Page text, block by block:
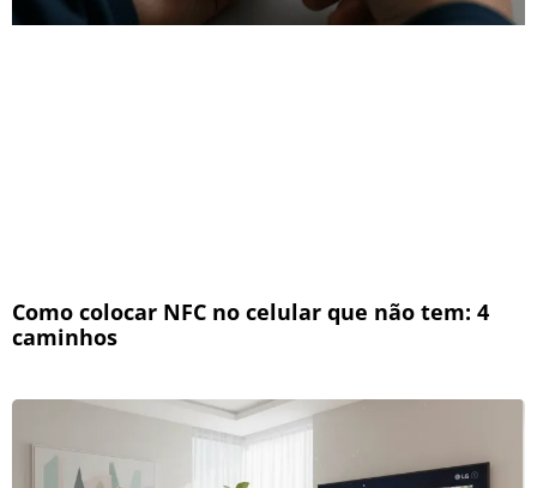
Como colocar NFC no celular que não tem: 4
caminhos